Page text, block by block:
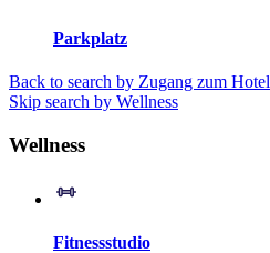
Parkplatz
Back to search by Zugang zum Hotel
Skip search by Wellness
Wellness
Fitnessstudio